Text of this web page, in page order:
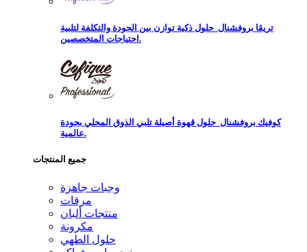
تريڨا بروفشنال حلول ذكية توازن بين الجودة والتكلفة لتلبية
احتياجات المتخصصين.
كوفيك بروفشنال حلول قهوة أصيلة تلبي الذوق المحلي بجودة
عالمية.
جميع المنتجات
وجبات جاهزة
مرقات
منتجات ألبان
مكرونة
حلول الطهي